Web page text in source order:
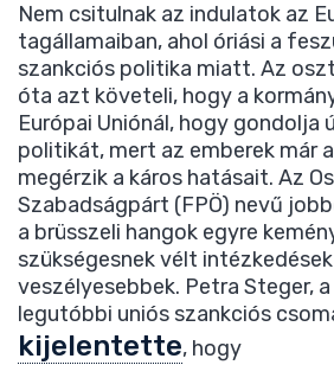
Nem csitulnak az indulatok az
tagállamaiban, ahol óriási a
szankciós politika miatt. Az
óta azt követeli, hogy a
Európai Uniónál, hogy gondolja
politikát, mert az emberek már
megérzik a káros hatásait. Az
Szabadságpárt (FPÖ) nevű
a brüsszeli hangok egyre
szükségesnek vélt
veszélyesebbek. Petra Steger,
legutóbbi uniós szankciós
kijelentette, hogy